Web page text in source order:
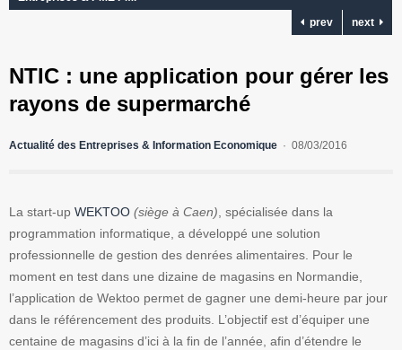
prev
next
NTIC : une application pour gérer les
rayons de supermarché
Actualité des Entreprises & Information Economique 08/03/2016
La start-up WEKTOO (siège à Caen), spécialisée dans la
programmation informatique, a développé une solution
professionnelle de gestion des denrées alimentaires. Pour le
moment en test dans une dizaine de magasins en Normandie,
l’application de Wektoo permet de gagner une demi-heure par jour
dans le référencement des produits. L’objectif est d’équiper une
centaine de magasins d’ici à la fin de l’année, afin d’étendre le